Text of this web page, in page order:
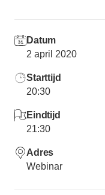
Datum
2 april 2020
Starttijd
20:30
Eindtijd
21:30
Adres
Webinar